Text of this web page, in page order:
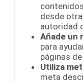
desde
autoridad
Añade un
para
páginas
Utiliza
meta